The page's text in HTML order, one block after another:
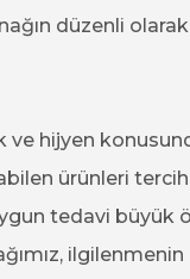
düzenli
ve hijyen
ürünleri
tedavi büyük